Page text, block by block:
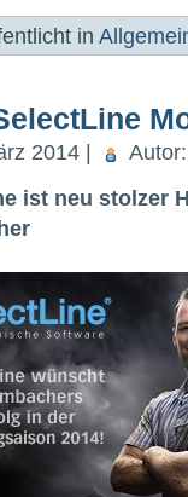
in
2014 |
ist neu stolzer